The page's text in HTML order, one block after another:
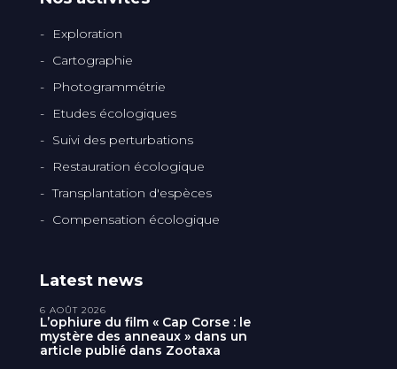
Exploration
Cartographie
Photogrammétrie
Etudes écologiques
Suivi des perturbations
Restauration écologique
Transplantation d'espèces
Compensation écologique
Latest news
L’ophiure du film « Cap Corse : le
mystère des anneaux » dans un
article publié dans Zootaxa
6 AOÛT 2026